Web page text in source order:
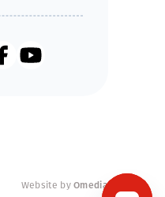
Website byOmedia